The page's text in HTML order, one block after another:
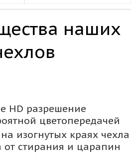
наших
HD разрешение
цветопередачей
изогнутых краях чехла
от стирания и царапин